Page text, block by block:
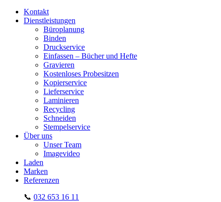
Kontakt
Dienstleistungen
Büroplanung
Binden
Druckservice
Einfassen – Bücher und Hefte
Gravieren
Kostenloses Probesitzen
Kopierservice
Lieferservice
Laminieren
Recycling
Schneiden
Stempelservice
Über uns
Unser Team
Imagevideo
Laden
Marken
Referenzen
📞 032 653 16 11